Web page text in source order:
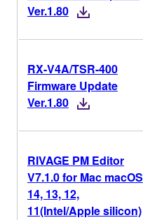
Ver.1.80
RX-V4A/TSR-400
Firmware Update
Ver.1.80
RIVAGE PM Editor
V7.1.0 for Mac macOS
14, 13, 12,
11(Intel/Apple silicon)